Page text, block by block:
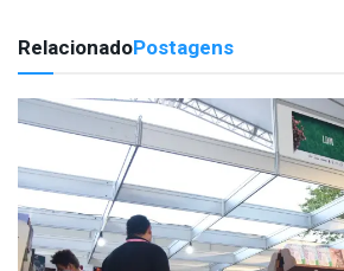
RelacionadoPostagens